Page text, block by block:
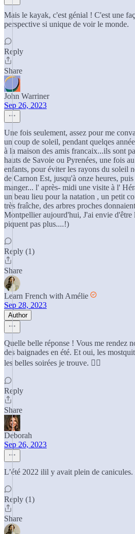
Mais le kayak, c'est génial ! C'est une
perspective si unique de voir le monde.
Reply
Share
John Warriner
Sep 26, 2023
Une fois seulement, assez pour me
un coup de soleil, pendant quelqes
à la maison des amis francaix...ils sont
hauts de Savoie ou Pyrenées, une fois
enfants, pour éviter les rayons du soleil
de Carnon Est, jusqu'à onze heures,
manger... l' après- midi une visite à l'
un beau lieu pour la natation , un petit
très fraîche, des arbres proches
Montpellier aujourd'hui, J'ai envie d'être
piquent pas plus....!)
Reply (1)
Share
Learn French with Amélie
Sep 28, 2023
Author
Quelle belle réponse ! Vous me rendez
des baignades en été. Et oui, les
les belles soirées je trouve. 👎🏼
Reply
Share
Deborah
Sep 26, 2023
L’été 2022 ilil y avait plein de canicules.
Reply (1)
Share